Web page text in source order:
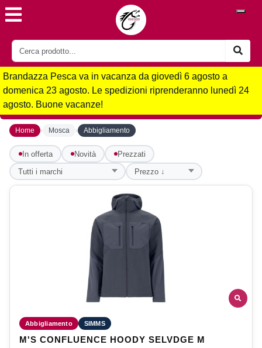
Brandazza Pesca va in vacanza da giovedì 6 agosto a
domenica 23 agosto. Le spedizioni riprenderanno lunedì 24
agosto. Buone vacanze!
Home › Mosca › Abbigliamento
In offerta Novità Prezzati
Abbigliamento SIMMS
M'S CONFLUENCE HOODY SELVDGE M